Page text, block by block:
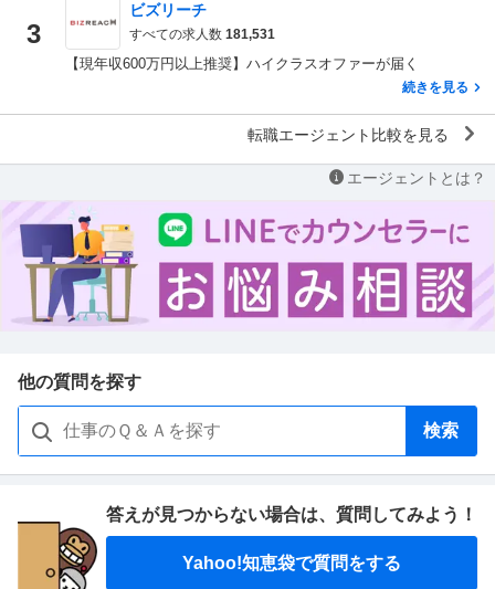
3
ビズリーチ
すべての求人数 181,531
【現年収600万円以上推奨】ハイクラスオファーが届く
続きを見る
転職エージェント比較を見る
エージェントとは？
他の質問を探す
検索
答えが見つからない場合は、 質問してみよう！
Yahoo!知恵袋で質問をする